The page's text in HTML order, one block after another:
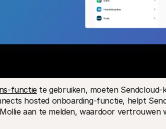
functie te gebruiken, moeten
hosted onboarding-functie, helpt
aan te melden, waardoor vertrouwen